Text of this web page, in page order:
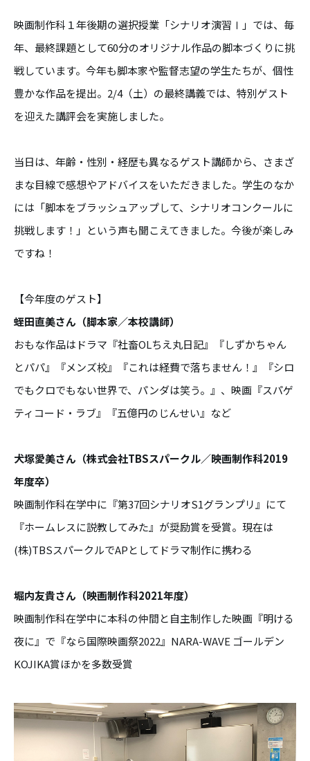
映画制作科１年後期の選択授業「シナリオ演習Ⅰ」では、毎
年、最終課題として60分のオリジナル作品の脚本づくりに挑
戦しています。今年も脚本家や監督志望の学生たちが、個性
豊かな作品を提出。2/4（土）の最終講義では、特別ゲスト
を迎えた講評会を実施しました。
当日は、年齢・性別・経歴も異なるゲスト講師から、さまざ
まな目線で感想やアドバイスをいただきました。学生のなか
には「脚本をブラッシュアップして、シナリオコンクールに
挑戦します！」という声も聞こえてきました。今後が楽しみ
ですね！
【今年度のゲスト】
蛭田直美さん（脚本家／本校講師）
おもな作品はドラマ『社畜OLちえ丸日記』『しずかちゃん
とパパ』『メンズ校』『これは経費で落ちません！』『シロ
でもクロでもない世界で、パンダは笑う。』、映画『スパゲ
ティコード・ラブ』『五億円のじんせい』など
犬塚愛美さん（株式会社TBSスパークル／映画制作科2019
年度卒）
映画制作科在学中に『第37回シナリオS1グランプリ』にて
『ホームレスに説教してみた』が奨励賞を受賞。現在は
(株)TBSスパークルでAPとしてドラマ制作に携わる
堀内友貴さん（映画制作科2021年度）
映画制作科在学中に本科の仲間と自主制作した映画『明ける
夜に』で『なら国際映画祭2022』NARA-WAVE ゴールデン
KOJIKA賞ほかを多数受賞